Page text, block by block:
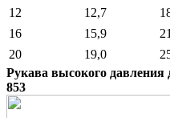
12
12,7
16
15,9
20
19,0
Рукава высокого
853